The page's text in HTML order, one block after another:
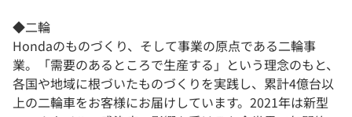
◆二輪
Hondaのものづくり、そして事業の原点である二輪事
業。「需要のあるところで生産する」という理念のもと、
各国や地域に根づいたものづくりを実践し、累計4億台以
上の二輪車をお客様にお届けしています。2021年は新型